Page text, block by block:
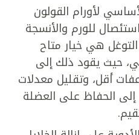
لأورام القولون
للورم والأنسجة
هي خيار متاح
حيث يقود ذلك إلى
أقل، وتقليل معدلات
الحفاظ على العضلة